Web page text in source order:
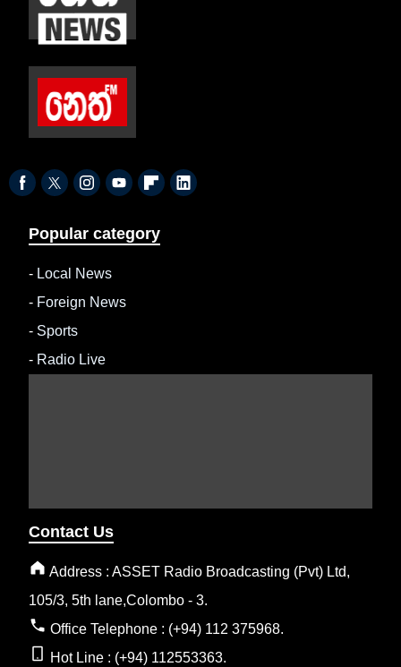
Popular category
- Local News
- Foreign News
- Sports
- Radio Live
Contact Us
Address : ASSET Radio Broadcasting (Pvt) Ltd,
105/3, 5th lane,Colombo - 3.
Office Telephone : (+94) 112 375968.
Hot Line : (+94) 112553363.